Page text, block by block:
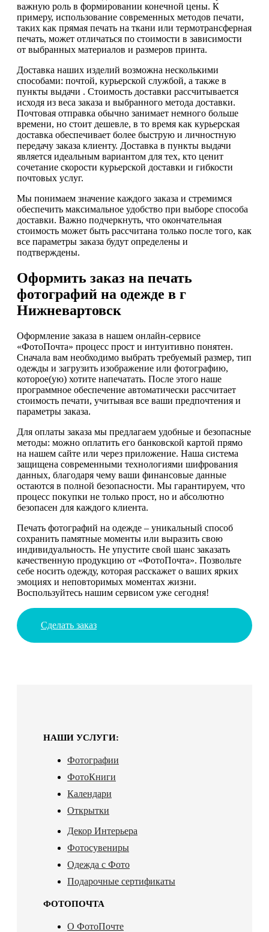
важную роль в формировании конечной цены. К
примеру, использование современных методов печати,
таких как прямая печать на ткани или термотрансферная
печать, может отличаться по стоимости в зависимости
от выбранных материалов и размеров принта.
Доставка наших изделий возможна несколькими
способами: почтой, курьерской службой, а также в
пункты выдачи . Стоимость доставки рассчитывается
исходя из веса заказа и выбранного метода доставки.
Почтовая отправка обычно занимает немного больше
времени, но стоит дешевле, в то время как курьерская
доставка обеспечивает более быструю и личностную
передачу заказа клиенту. Доставка в пункты выдачи
является идеальным вариантом для тех, кто ценит
сочетание скорости курьерской доставки и гибкости
почтовых услуг.
Мы понимаем значение каждого заказа и стремимся
обеспечить максимальное удобство при выборе способа
доставки. Важно подчеркнуть, что окончательная
стоимость может быть рассчитана только после того, как
все параметры заказа будут определены и
подтверждены.
Оформить заказ на печать
фотографий на одежде в г
Нижневартовск
Оформление заказа в нашем онлайн-сервисе
«ФотоПочта» процесс прост и интуитивно понятен.
Сначала вам необходимо выбрать требуемый размер, тип
одежды и загрузить изображение или фотографию,
которое(ую) хотите напечатать. После этого наше
программное обеспечение автоматически рассчитает
стоимость печати, учитывая все ваши предпочтения и
параметры заказа.
Для оплаты заказа мы предлагаем удобные и безопасные
методы: можно оплатить его банковской картой прямо
на нашем сайте или через приложение. Наша система
защищена современными технологиями шифрования
данных, благодаря чему ваши финансовые данные
остаются в полной безопасности. Мы гарантируем, что
процесс покупки не только прост, но и абсолютно
безопасен для каждого клиента.
Печать фотографий на одежде – уникальный способ
сохранить памятные моменты или выразить свою
индивидуальность. Не упустите свой шанс заказать
качественную продукцию от «ФотоПочта». Позвольте
себе носить одежду, которая расскажет о ваших ярких
эмоциях и неповторимых моментах жизни.
Воспользуйтесь нашим сервисом уже сегодня!
Сделать заказ
НАШИ УСЛУГИ:
Фотографии
ФотоКниги
Календари
Открытки
Декор Интерьера
Фотосувениры
Одежда с Фото
Подарочные сертификаты
ФОТОПОЧТА
О ФотоПочте